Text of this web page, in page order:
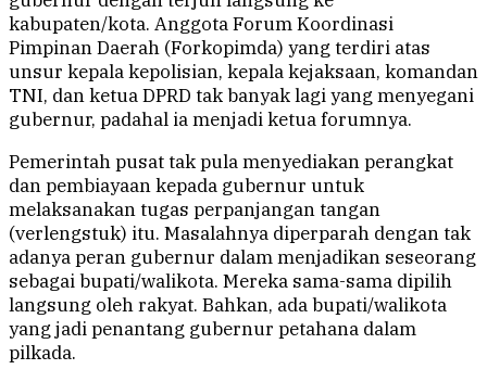
kabupaten/kota. Anggota Forum Koordinasi
Pimpinan Daerah (Forkopimda) yang terdiri atas
unsur kepala kepolisian, kepala kejaksaan, komandan
TNI, dan ketua DPRD tak banyak lagi yang menyegani
gubernur, padahal ia menjadi ketua forumnya.
Pemerintah pusat tak pula menyediakan perangkat
dan pembiayaan kepada gubernur untuk
melaksanakan tugas perpanjangan tangan
(verlengstuk) itu. Masalahnya diperparah dengan tak
adanya peran gubernur dalam menjadikan seseorang
sebagai bupati/walikota. Mereka sama-sama dipilih
langsung oleh rakyat. Bahkan, ada bupati/walikota
yang jadi penantang gubernur petahana dalam
pilkada.